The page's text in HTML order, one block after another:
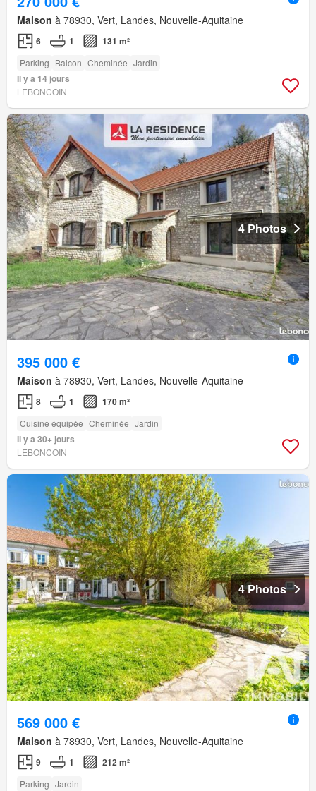
Maison à 78930, Vert, Landes, Nouvelle-Aquitaine
6 1 131 m²
Parking Balcon Cheminée Jardin
Il y a 14 jours
LEBONCOIN
4 Photos
395 000 €
Maison à 78930, Vert, Landes, Nouvelle-Aquitaine
8 1 170 m²
Cuisine équipée Cheminée Jardin
Il y a 30+ jours
LEBONCOIN
4 Photos
569 000 €
Maison à 78930, Vert, Landes, Nouvelle-Aquitaine
9 1 212 m²
Parking Jardin